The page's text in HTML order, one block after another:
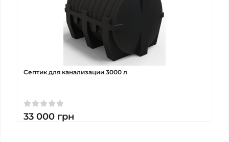
Септик для канализации 3000 л
33 000 грн